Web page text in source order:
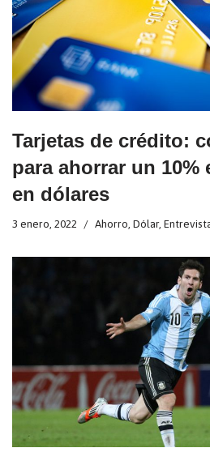
Tarjetas de crédito:
para ahorrar un 10%
en dólares
3 enero, 2022 Ahorro Dólar,